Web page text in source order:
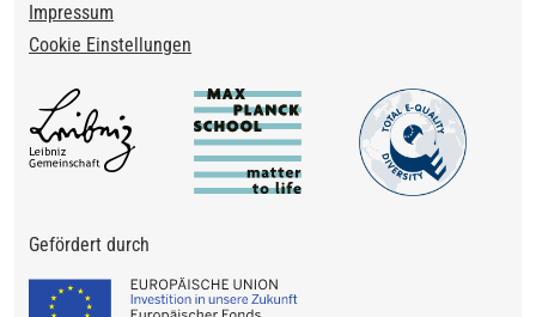
Impressum
Cookie Einstellungen
Gefördert durch